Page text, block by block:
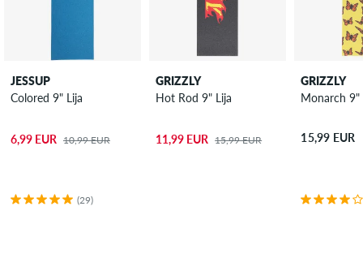
JESSUP
Colored 9" Lija
6,99 EUR 10,99 EUR
(29)
GRIZZLY
Hot Rod 9" Lija
11,99 EUR 15,99 EUR
GRIZZLY
Monarch 9"
15,99 EUR